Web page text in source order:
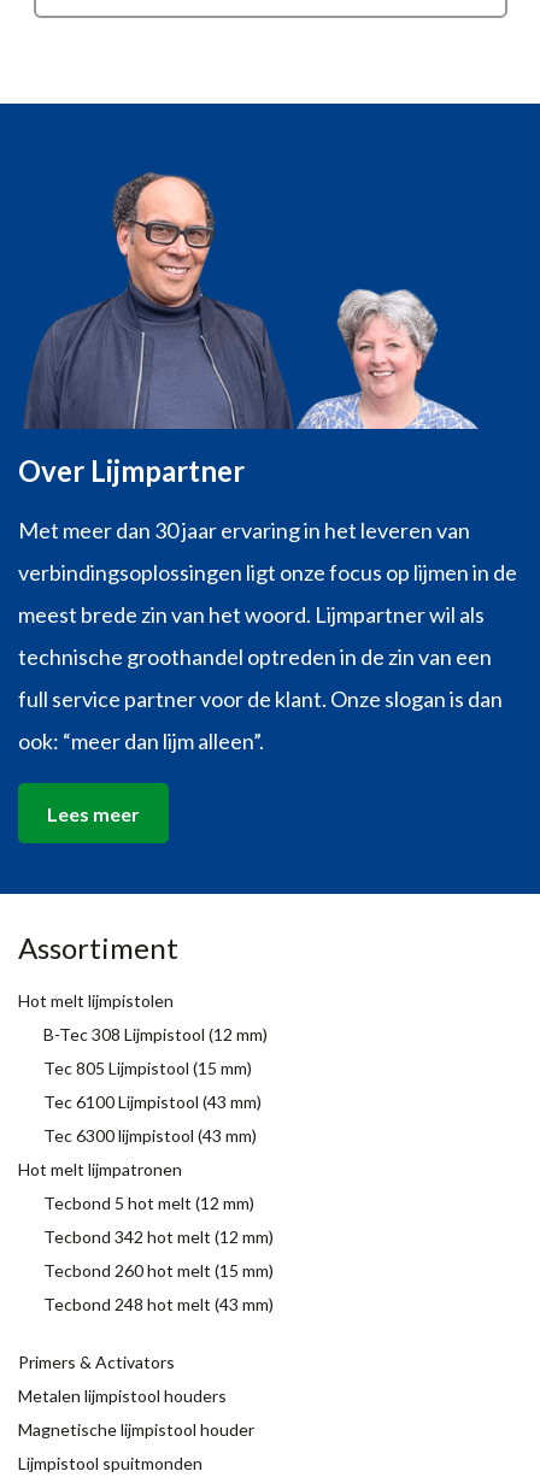
Over Lijmpartner
Met meer dan 30 jaar ervaring in het leveren van
verbindingsoplossingen ligt onze focus op lijmen in de
meest brede zin van het woord. Lijmpartner wil als
technische groothandel optreden in de zin van een
full service partner voor de klant. Onze slogan is dan
ook: “meer dan lijm alleen”.
Lees meer
Assortiment
Hot melt lijmpistolen
B-Tec 308 Lijmpistool (12 mm)
Tec 805 Lijmpistool (15 mm)
Tec 6100 Lijmpistool (43 mm)
Tec 6300 lijmpistool (43 mm)
Hot melt lijmpatronen
Tecbond 5 hot melt (12 mm)
Tecbond 342 hot melt (12 mm)
Tecbond 260 hot melt (15 mm)
Tecbond 248 hot melt (43 mm)
Primers & Activators
Metalen lijmpistool houders
Magnetische lijmpistool houder
Lijmpistool spuitmonden